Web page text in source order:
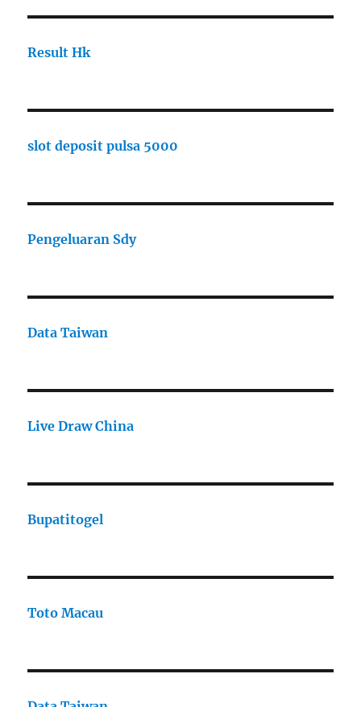
Result Hk
slot deposit pulsa 5000
Pengeluaran Sdy
Data Taiwan
Live Draw China
Bupatitogel
Toto Macau